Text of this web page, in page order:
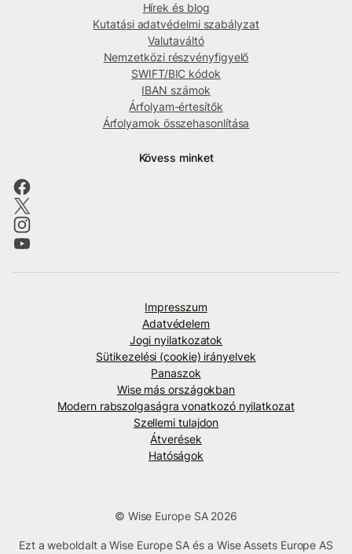
Hírek és blog
Kutatási adatvédelmi szabályzat
Valutaváltó
Nemzetközi részvényfigyelő
SWIFT/BIC kódok
IBAN számok
Árfolyam-értesítők
Árfolyamok összehasonlítása
Kövess minket
Impresszum
Adatvédelem
Jogi nyilatkozatok
Sütikezelési (cookie) irányelvek
Panaszok
Wise más országokban
Modern rabszolgaságra vonatkozó nyilatkozat
Szellemi tulajdon
Átverések
Hatóságok
© Wise Europe SA 2026
Ezt a weboldalt a Wise Europe SA és a Wise Assets Europe AS